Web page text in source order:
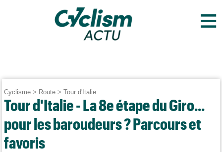
≡
Cyclisme > Route >Tour d'Italie
Tour d'Italie - La 8e étape du Giro...
pour les baroudeurs ? Parcours et
favoris